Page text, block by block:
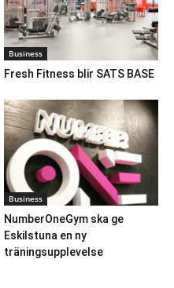
Business
Fresh Fitness blir SATS BASE
Business
NumberOneGym ska ge
Eskilstuna en ny
träningsupplevelse